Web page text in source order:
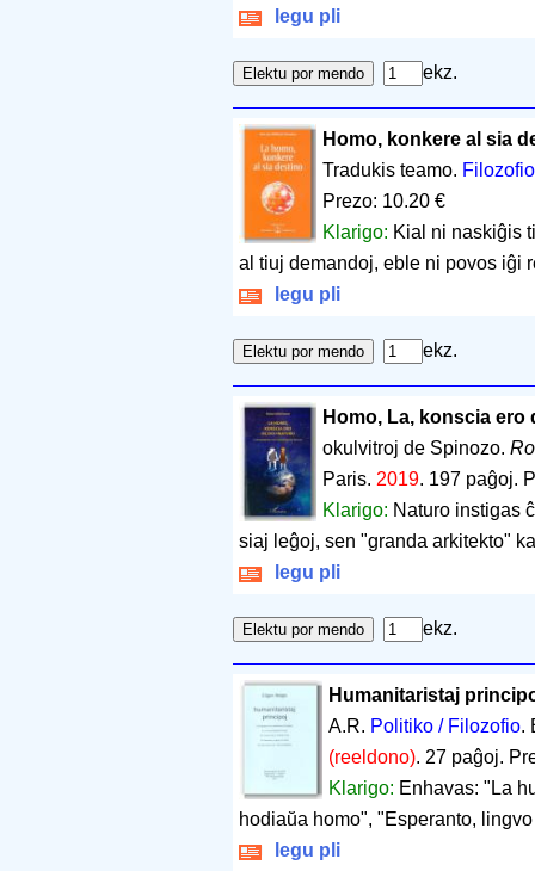
legu pli
ekz.
Homo, konkere al sia
Tradukis teamo. Filozofio
Prezo: 10.20 €
Klarigo: Kial ni naskiĝis
al tiuj demandoj, eble ni povos iĝi
legu pli
ekz.
Homo, La, konscia ero
okulvitroj de Spinozo.
Paris. 2019. 197 paĝoj.
Klarigo: Naturo instigas
siaj leĝoj, sen "granda arkitekto"
legu pli
ekz.
Humanitaristaj
A.R. Politiko / Filozofio.
(reeldono). 27 paĝoj.
Klarigo: Enhavas: "La
hodiaŭa homo", "Esperanto,
legu pli